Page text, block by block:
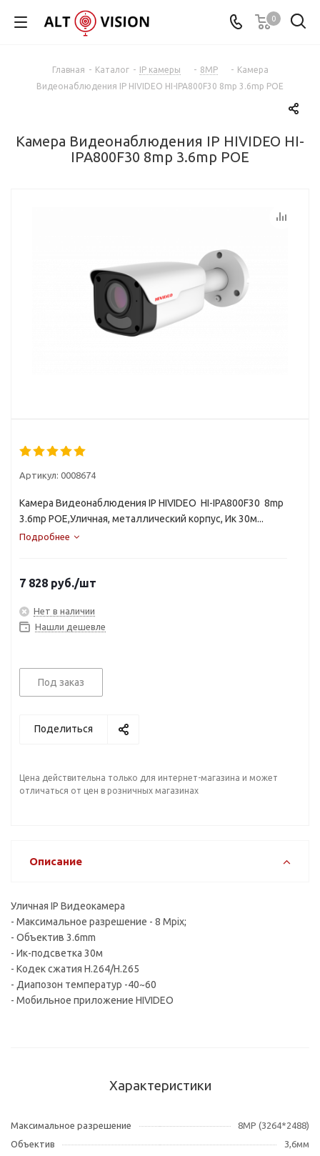
0
Главная - Каталог - IP камеры - 8MP - Камера
Видеонаблюдения IP HIVIDEO HI-IPA800F30 8mp 3.6mp POE
Камера Видеонаблюдения IP HIVIDEO HI-
IPA800F30 8mp 3.6mp POE
Артикул: 0008674
Камера Видеонаблюдения IP HIVIDEO HI-IPA800F30 8mp
3.6mp POE,Уличная, металлический корпус, Ик 30м...
Подробнее
7 828 руб./шт
Нет в наличии
Нашли дешевле
Под заказ
Поделиться
Цена действительна только для интернет-магазина и может
отличаться от цен в розничных магазинах
Описание
Уличная IP Видеокамера
- Максимальное разрешение - 8 Mpix;
- Объектив 3.6mm
- Ик-подсветка 30м
- Кодек сжатия H.264/H.265
- Диапозон температур -40~60
- Мобильное приложение HIVIDEO
Характеристики
Максимальное разрешение
8MP (3264*2488)
Объектив
3,6мм